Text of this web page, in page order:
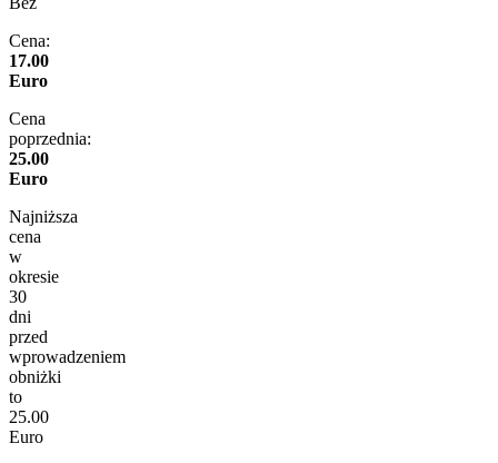
Cena:
17.00
Euro
Cena
poprzednia:
25.00
Euro
Najniższa
cena
w
okresie
30
dni
przed
wprowadzeniem
obniżki
to
25.00
Euro